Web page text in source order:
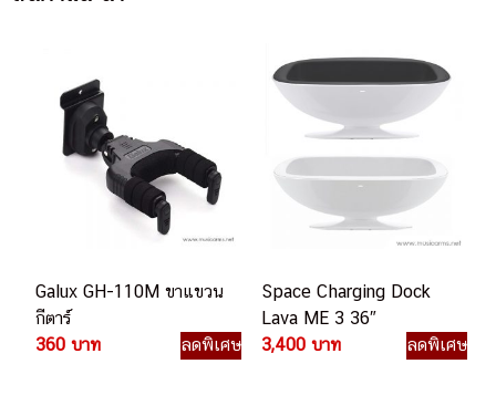
Galux GH-110M ขาแขวน
กีตาร์
360 บาท
ลดพิเศษ
Space Charging Dock
Lava ME 3 36″
3,400 บาท
ลดพิเศษ